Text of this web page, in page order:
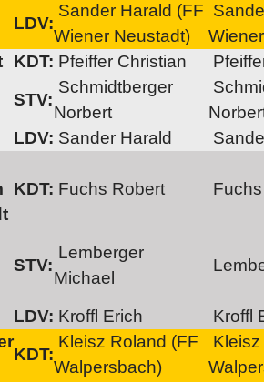
LDV:
Sander Harald (FF
Wiener Neustadt)
KDT: Pfeiffer Christian
STV:
Schmidtberger
Norbert
LDV: Sander Harald
KDT: Fuchs Robert
STV:
Lemberger
Michael
LDV: Kroffl Erich
Kroffl
KDT:
Kleisz Roland (FF
Walpersbach)